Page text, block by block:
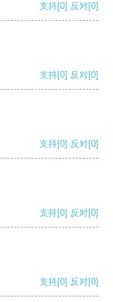
支持[0] 反对[0]
支持[0] 反对[0]
支持[0] 反对[0]
支持[0] 反对[0]
支持[0] 反对[0]